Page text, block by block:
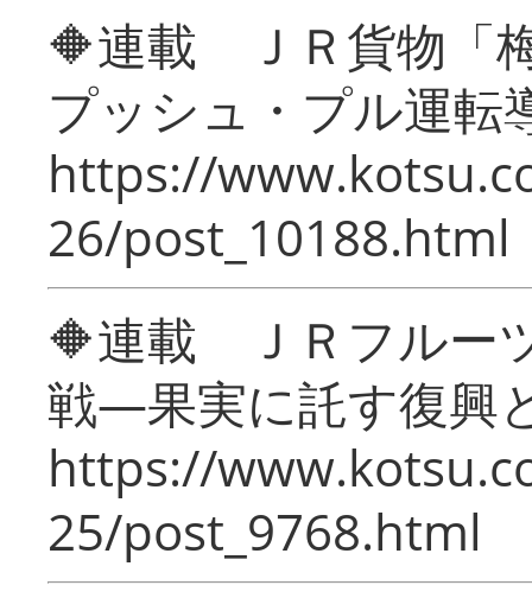
🔶連載 ＪＲ貨物「
プッシュ・プル運転
https://
26/post_10188.html
🔶連載 ＪＲフルー
戦―果実に託す復興
https://
25/post_9768.html